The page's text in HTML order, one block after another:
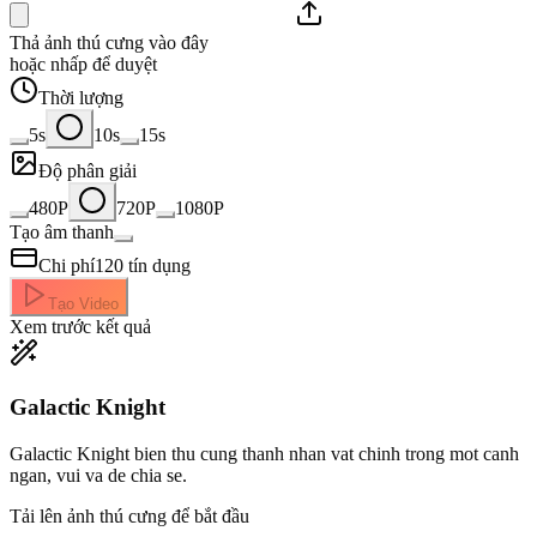
Thả ảnh thú cưng vào đây
hoặc nhấp để duyệt
Thời lượng
5s
10s
15s
Độ phân giải
480P
720P
1080P
Tạo âm thanh
Chi phí120 tín dụng
Tạo Video
Xem trước kết quả
Galactic Knight
Galactic Knight bien thu cung thanh nhan vat chinh trong mot canh
ngan, vui va de chia se.
Tải lên ảnh thú cưng để bắt đầu